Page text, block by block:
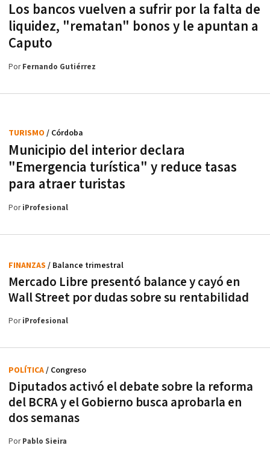
Los bancos vuelven a sufrir por la falta de
liquidez, "rematan" bonos y le apuntan a
Caputo
PorFernando Gutiérrez
Municipio del interior declara
"Emergencia turística" y reduce tasas
para atraer turistas
TURISMO / Córdoba
PoriProfesional
Mercado Libre presentó balance y cayó en
Wall Street por dudas sobre su rentabilidad
FINANZAS / Balance trimestral
PoriProfesional
Diputados activó el debate sobre la reforma
del BCRA y el Gobierno busca aprobarla en
dos semanas
POLÍTICA/ Congreso
PorPablo Sieira